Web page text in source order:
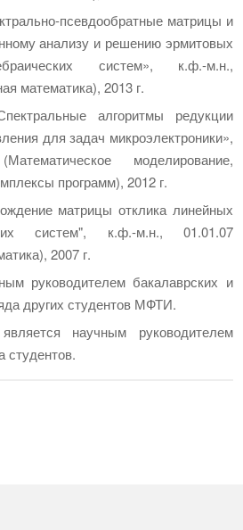
псевдообратные матрицы и
анализу и решению эрмитовых
систем», к.ф.-м.н.,
математика), 2013 г.
алгоритмы редукции
для задач микроэлектроники»,
моделирование,
программ), 2012 г.
матрицы отклика линейных
систем", к.ф.-м.н., 01.01.07
2007 г.
руководителем бакалаврских и
других студентов МФТИ.
научным руководителем
студентов.